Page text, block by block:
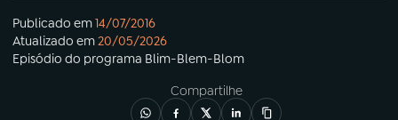
Publicado em14/07/2016
Atualizado em20/05/2026
Episódio do programa Blim-Blem-Blom
Compartilhe